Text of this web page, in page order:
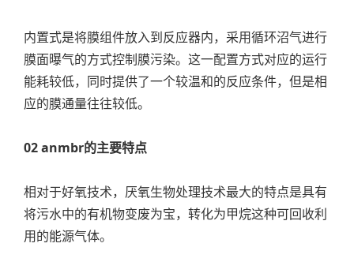
内置式是将膜组件放入到反应器内，采用循环沼气进行
膜面曝气的方式控制膜污染。这一配置方式对应的运行
能耗较低，同时提供了一个较温和的反应条件，但是相
应的膜通量往往较低。
02 anmbr的主要特点
相对于好氧技术，厌氧生物处理技术最大的特点是具有
将污水中的有机物变废为宝，转化为甲烷这种可回收利
用的能源气体。